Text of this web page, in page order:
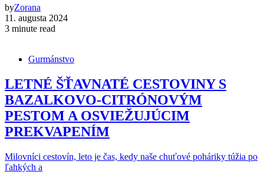
byZorana
11. augusta 2024
3 minute read
Gurmánstvo
LETNÉ ŠŤAVNATÉ CESTOVINY S
BAZALKOVO-CITRÓNOVÝM
PESTOM A OSVIEŽUJÚCIM
PREKVAPENÍM
Milovníci cestovín, leto je čas, kedy naše chuťové poháriky túžia po
ľahkých a